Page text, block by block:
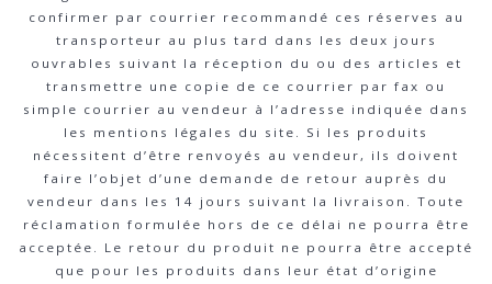
confirmer par courrier recommandé ces réserves au
transporteur au plus tard dans les deux jours
ouvrables suivant la réception du ou des articles et
transmettre une copie de ce courrier par fax ou
simple courrier au vendeur à l’adresse indiquée dans
les mentions légales du site. Si les produits
nécessitent d’être renvoyés au vendeur, ils doivent
faire l’objet d’une demande de retour auprès du
vendeur dans les 14 jours suivant la livraison. Toute
réclamation formulée hors de ce délai ne pourra être
acceptée. Le retour du produit ne pourra être accepté
que pour les produits dans leur état d’origine